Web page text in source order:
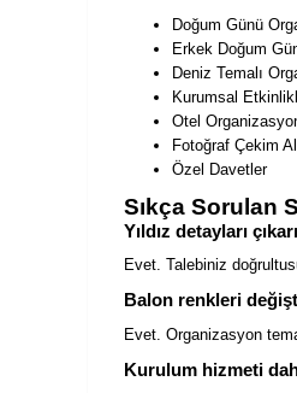
Doğum Günü
Erkek Doğum
Deniz Temalı
Kurumsal
Otel
Fotoğraf Çekim
Özel Davetler
Sıkça Sorulan
Yıldız detayları
Evet. Talebiniz
Balon renkleri
Evet. Organizasyon
Kurulum hizmeti